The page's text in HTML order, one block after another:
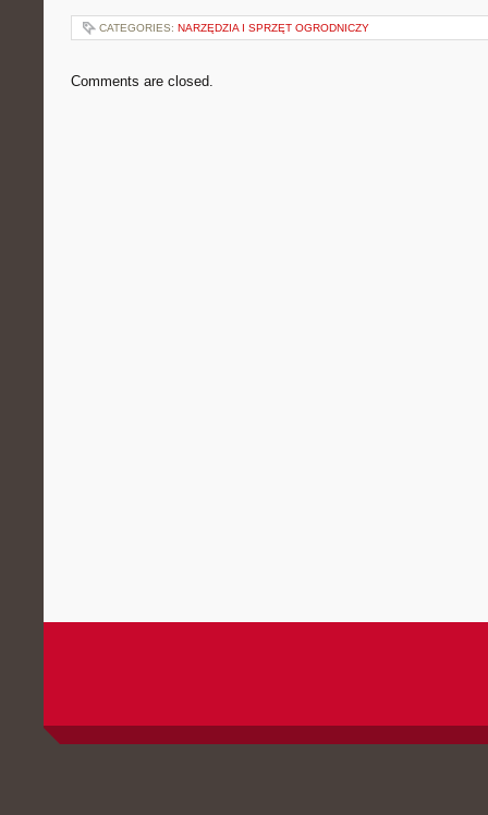
CATEGORIES: NARZĘDZIA I SPRZĘT OGRODNICZY
Comments are closed.